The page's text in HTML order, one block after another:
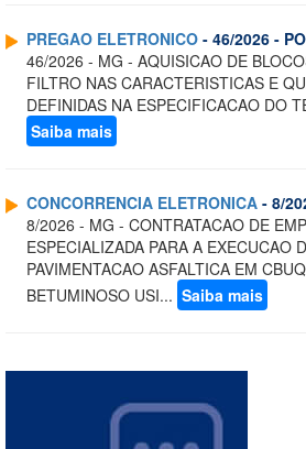
PREGAO ELETRONICO - 46/2026 -
46/2026 - MG - AQUISICAO DE
FILTRO NAS CARACTERISTICAS E
DEFINIDAS NA ESPECIFICACAO DO
Saiba mais
CONCORRENCIA ELETRONICA - 8/
8/2026 - MG - CONTRATACAO DE
ESPECIALIZADA PARA A EXECUCAO
PAVIMENTACAO ASFALTICA EM
BETUMINOSO USI... Saiba mais